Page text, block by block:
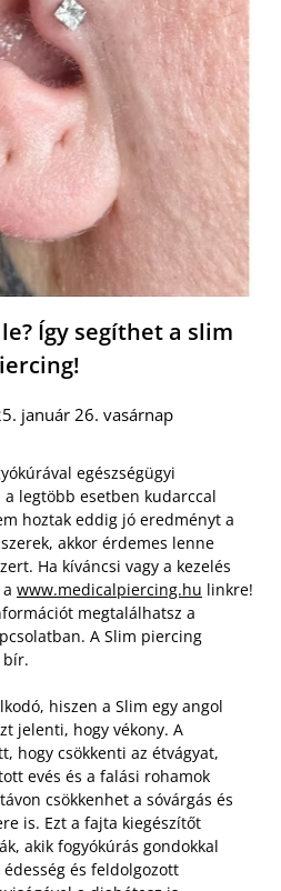
Így segíthet a slim
január 26. vasárnap
egészségügyi
legtöbb esetben kudarccal
hoztak eddig jó eredményt a
akkor érdemes lenne
Ha kíváncsi vagy a kezelés
www.medicalpiercing.hu linkre!
megtalálhatsz a
A Slim piercing
bír.
hiszen a Slim egy angol
jelenti, hogy vékony. A
hogy csökkenti az étvágyat,
evés és a falási rohamok
csökkenhet a sóvárgás és
is. Ezt a fajta kiegészítőt
akik fogyókúrás gondokkal
és feldolgozott